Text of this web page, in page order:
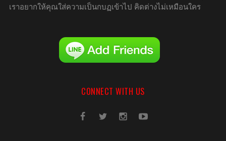
เราอยากให้คุณใส่ความเป็นกบฏเข้าไป คิดต่างไม่เหมือนใคร
CONNECT WITH US